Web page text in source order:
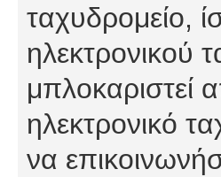
ταχυδρομείο,
ηλεκτρονικού
μπλοκαριστεί
ηλεκτρονικό
να